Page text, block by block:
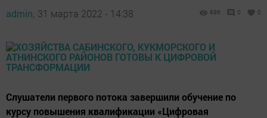
admin, 31 марта 2022 - 14:38 896 0 0
Слушатели первого потока завершили обучение по
курсу повышения квалификации «Цифровая